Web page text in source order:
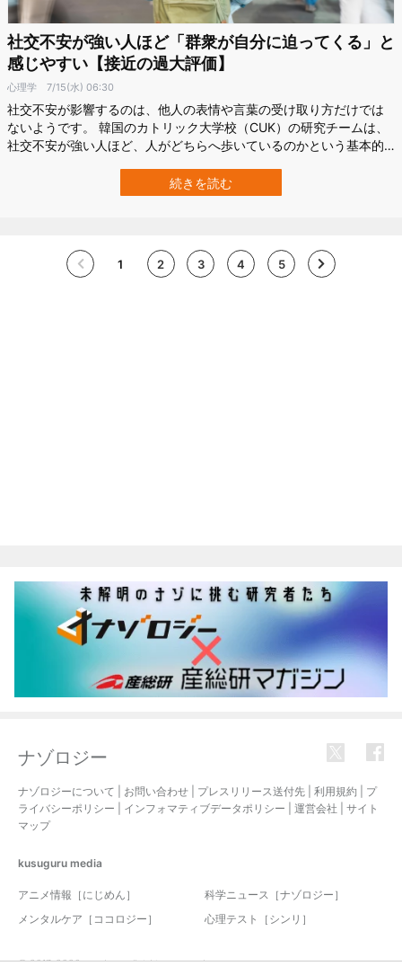
社交不安が強い人ほど「群衆が自分に迫ってくる」と
感じやすい【接近の過大評価】
心理学 7/15(水) 06:30
社交不安が影響するのは、他人の表情や言葉の受け取り方だけでは
ないようです。 韓国のカトリック大学校（CUK）の研究チームは、
社交不安が強い人ほど、人がどちらへ歩いているのかという基本的
にこの傾向は、1人の歩行者だけでなく、10人分の歩行者からなる群
衆を見た場合にも確認されています。 研究成果は2026年2月25日付
続きを読む
1 2 3 4 5
ナゾロジー
ナゾロジーについて お問い合わせ プレスリリース送付先 利用規約
プ
ライバシーポリシー
インフォマティブデータポリシー 運営会社
サイト
マップ
kusuguru media
アニメ情報［にじめん］
科学ニュース［ナゾロジー］
メンタルケア［ココロジー］
心理テスト［シンリ］